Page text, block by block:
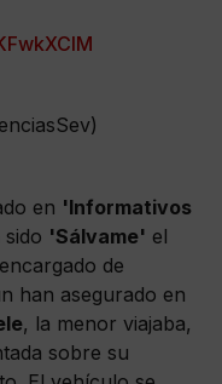
en 'Informativos
'Sálvame' el
de
han asegurado en
, la menor viajaba,
sobre su